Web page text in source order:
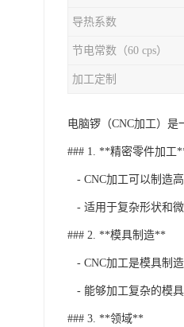
导热系数
节电常数（60 cps）
加工定制
电脑锣（CNC加工）
### 1. **精密零件加工
- CNC加工可以制造
- 适用于复杂形状和微
### 2. **模具制造**
- CNC加工是模具制
- 能够加工复杂的模具
### 3. **领域**